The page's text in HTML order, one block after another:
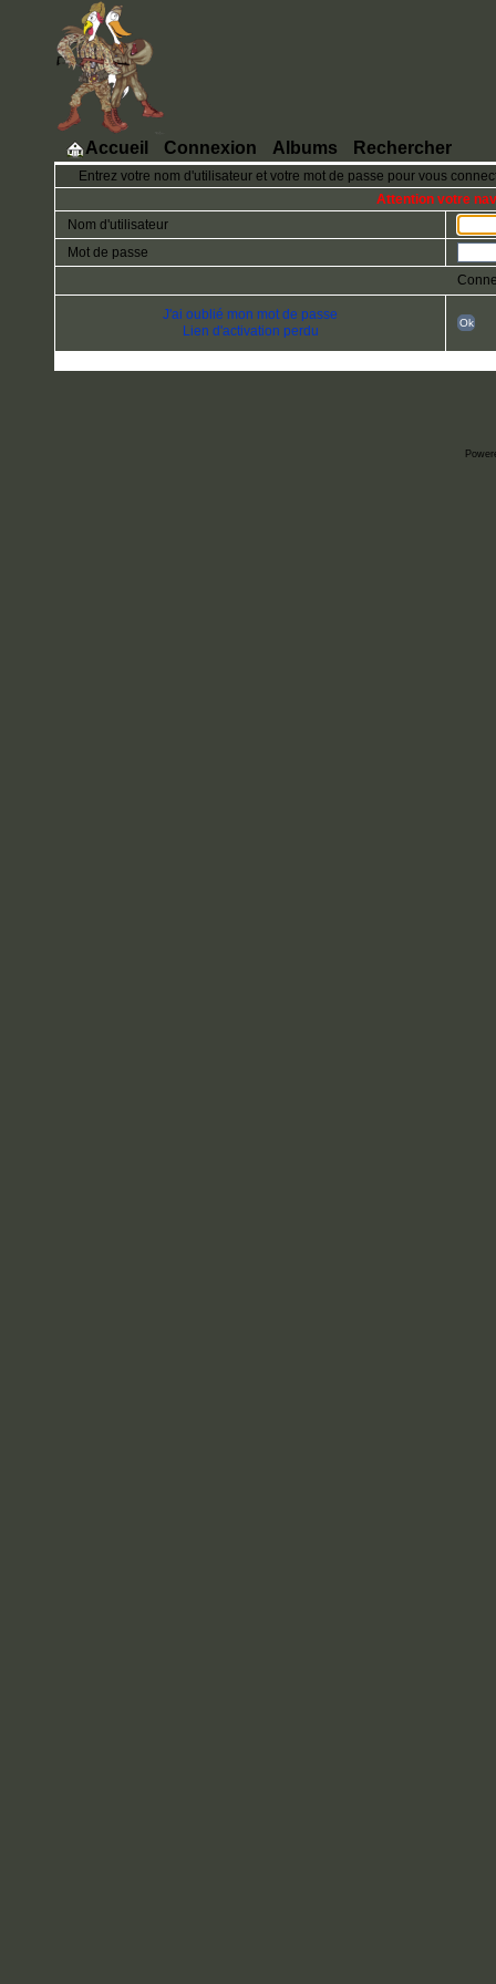
Accueil Connexion Albums Rechercher
Entrez votre nom d'utilisateur et votre mot de passe pour vous
Attention votre
Nom d'utilisateur
Mot de passe
J'ai oublié mon mot de passe
Lien d'activation perdu
Ok